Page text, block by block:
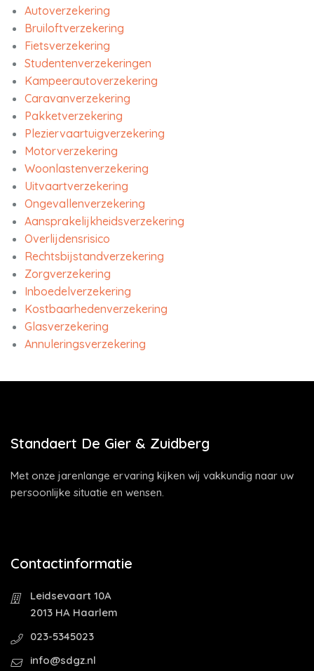
Autoverzekering
Bruiloftverzekering
Fietsverzekering
Studentenverzekeringen
Kampeerautoverzekering
Caravanverzekering
Pakketverzekering
Pleziervaartuigverzekering
Motorverzekering
Woonlastenverzekering
Uitvaartverzekering
Ongevallenverzekering
Aansprakelijkheidsverzekering
Overlijdensrisico
Rechtsbijstandverzekering
Zorgverzekering
Inboedelverzekering
Kostbaarhedenverzekering
Glasverzekering
Annuleringsverzekering
Standaert De Gier & Zuidberg
Met onze jarenlange ervaring kijken wij vakkundig naar uw
persoonlijke situatie en wensen.
Contactinformatie
Leidsevaart 10A
2013 HA Haarlem
023-5345023
info@sdgz.nl